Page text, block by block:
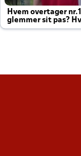
Hvem overtager
glemmer sit pas?
altid til efter